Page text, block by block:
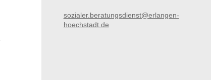
sozialer.beratungsdienst@erlangen-
hoechstadt.de